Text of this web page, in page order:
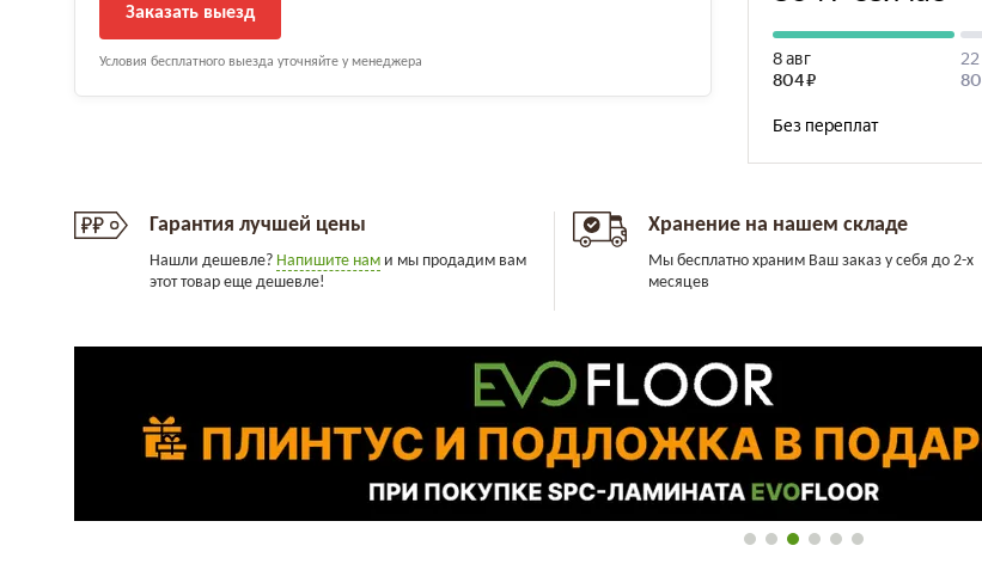
Заказать выезд
Условия бесплатного выезда уточняйте у менеджера
Гарантия лучшей цены
Нашли дешевле? Напишите нам и мы продадим вам
этот товар еще дешевле!
Хранение на нашем складе
Мы бесплатно храним Ваш заказ у себя до 2-х
месяцев